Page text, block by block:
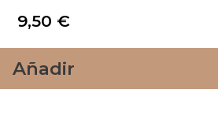
9,50 €
Añadir